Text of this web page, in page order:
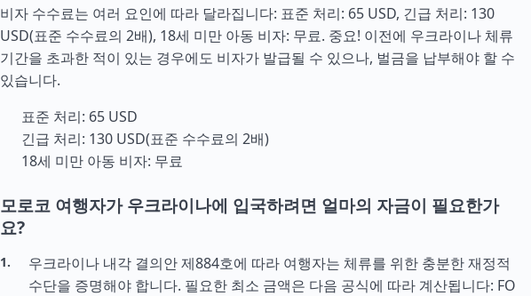
비자 수수료는 여러 요인에 따라 달라집니다: 표준 처리: 65 USD, 긴급 처리: 130
USD(표준 수수료의 2배), 18세 미만 아동 비자: 무료. 중요! 이전에 우크라이나 체류
기간을 초과한 적이 있는 경우에도 비자가 발급될 수 있으나, 벌금을 납부해야 할 수
있습니다.
표준 처리: 65 USD
긴급 처리: 130 USD(표준 수수료의 2배)
18세 미만 아동 비자: 무료
모로코 여행자가 우크라이나에 입국하려면 얼마의 자금이 필요한가
요?
우크라이나 내각 결의안 제884호에 따라 여행자는 체류를 위한 충분한 재정적
수단을 증명해야 합니다. 필요한 최소 금액은 다음 공식에 따라 계산됩니다: FO